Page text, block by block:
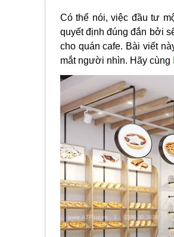
Có thể nói, việc đầu tư
quyết định đúng đắn bởi
cho quán cafe. Bài viết
mắt người nhìn. Hãy cùng